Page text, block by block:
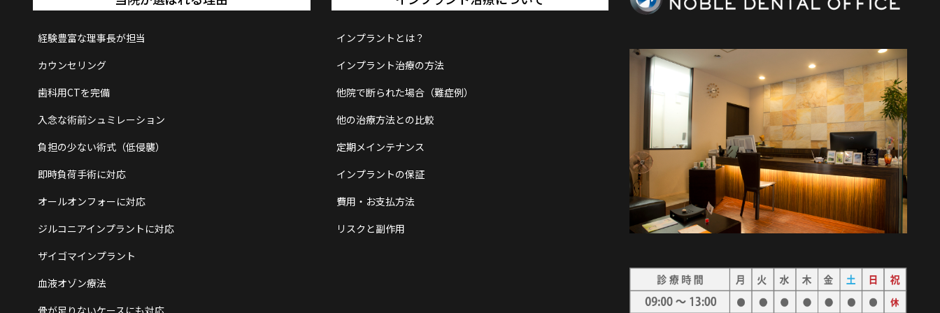
経験豊富な理事長が担当
カウンセリング
歯科用CTを完備
入念な術前シュミレーション
負担の少ない術式（低侵襲）
即時負荷手術に対応
オールオンフォーに対応
ジルコニアインプラントに対応
ザイゴマインプラント
血液オゾン療法
インプラントとは？
インプラント治療の方法
他院で断られた場合（難症例）
他の治療方法との比較
定期メインテナンス
インプラントの保証
費用・お支払方法
リスクと副作用